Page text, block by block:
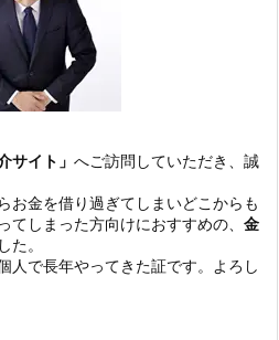
サイト」 へご訪問していただき、誠
お金を借り過ぎてしまいどこからも
てしまった方向けにおすすめの、 金
た。
人で長年やってきた証です。よろし